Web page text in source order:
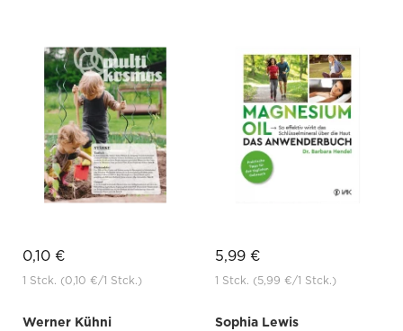
0,10 €
1 Stck. (0,10 €/1 Stck.)
5,99 €
1 Stck. (5,99 €/1 Stck.)
Werner Kühni
Sophia Lewis